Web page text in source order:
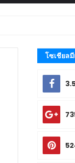
โซเชียลมี